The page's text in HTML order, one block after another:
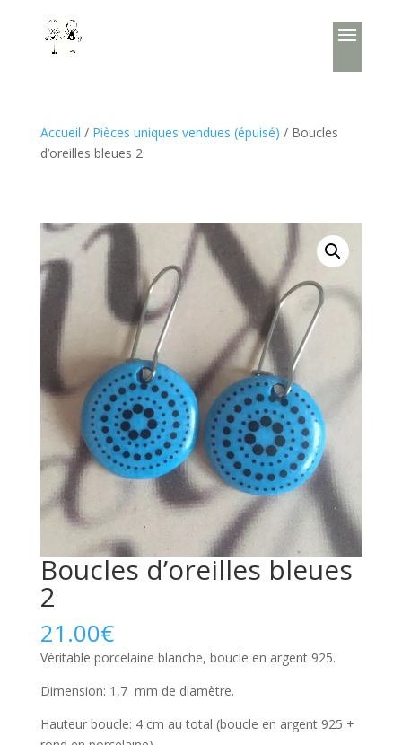
Accueil / Pièces uniques vendues (épuisé) / Boucles
d’oreilles bleues 2
Boucles d’oreilles bleues
2
21.00€
Véritable porcelaine blanche, boucle en argent 925.
Dimension: 1,7 mm de diamètre.
Hauteur boucle: 4 cm au total (boucle en argent 925 +